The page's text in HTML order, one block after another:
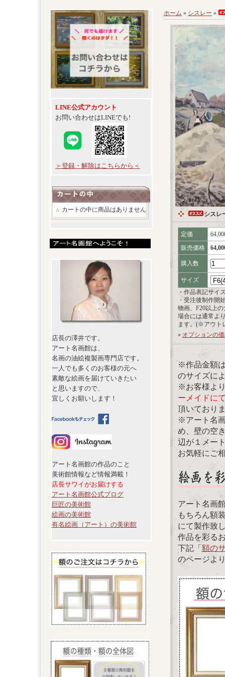
LINE公式アカウント
お問い合わせはLINEでも!
＞登録・解除はこちらから＜
カートの中に商品はありません
店長の澤井です。
アート名画館は、
名画の油絵複製画専門店です。
一人でも多くのお客様の元へ
素敵な絵画を届けていきたい
と思いますので、
宜しくお願いします！
アート名画館の作品のこと
美術館情報など情報満載！
店長サワイがお届けする
アート名画館公式ブログ
巨匠の美術館
絵画の美術館
有名絵画（アート）の美術館
ホーム » シスレー »
シスレ
定価
販売価格
購入数
サイズ
・作品表記サイ
・受注後制作開
物画、F20以上
場合には通常よ
ます。(※アウト
» オプションの
※作品金額
のサイズに
※お客様よ
ーメイドに
頂いており
※アート名
め、壁の空
辺が１メー
お気軽にご
アート名画
もちろん額
にて製作致
作品を彩る
下記「額の
のページよ